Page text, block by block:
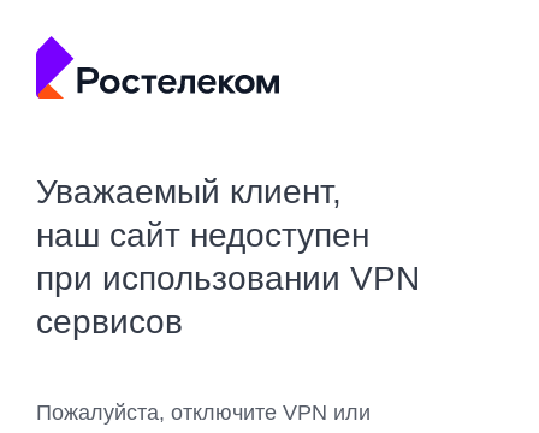
Уважаемый клиент,
наш сайт недоступен
при использовании VPN
сервисов
Пожалуйста, отключите VPN или